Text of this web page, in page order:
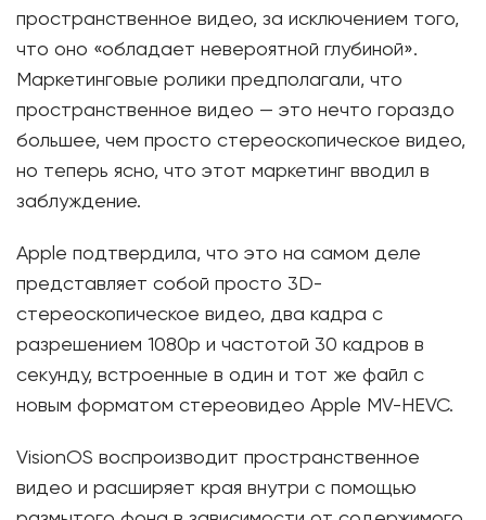
пространственное видео, за исключением того,
что оно «обладает невероятной глубиной».
Маркетинговые ролики предполагали, что
пространственное видео — это нечто гораздо
большее, чем просто стереоскопическое видео,
но теперь ясно, что этот маркетинг вводил в
заблуждение.
Apple подтвердила, что это на самом деле
представляет собой просто 3D-
стереоскопическое видео, два кадра с
разрешением 1080p и частотой 30 кадров в
секунду, встроенные в один и тот же файл с
новым форматом стереовидео Apple MV-HEVC.
VisionOS воспроизводит пространственное
видео и расширяет края внутри с помощью